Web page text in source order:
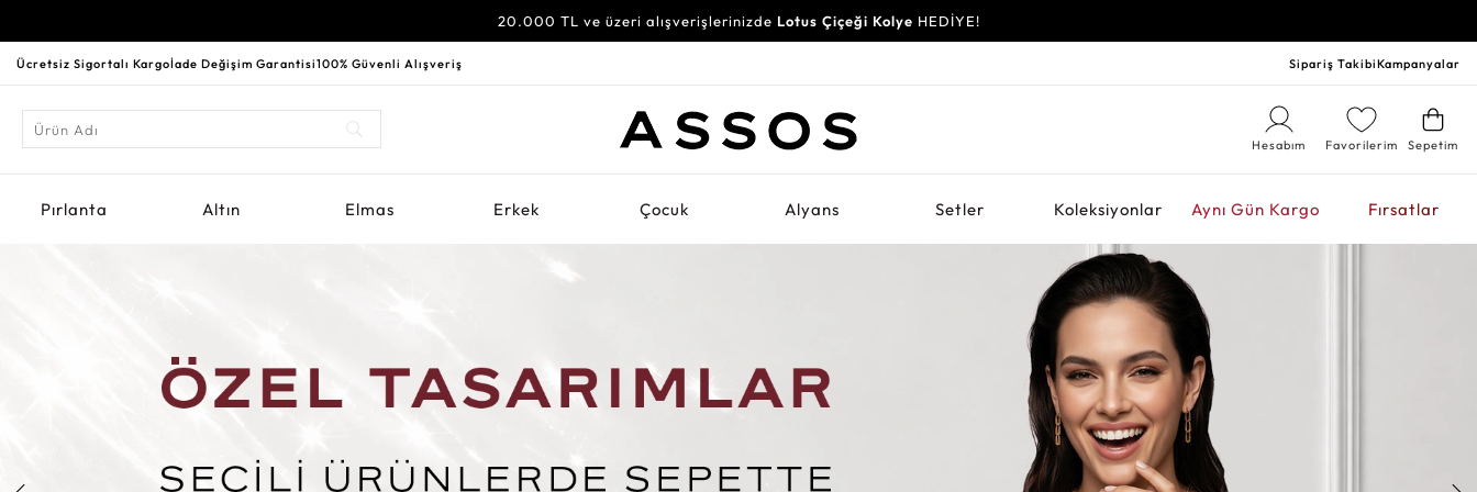
20.000 TL ve üzeri alışverişlerinizde Lotus Çiçeği Kolye HEDİYE!
Ücretsiz Sigortalı Kargoİade Değişim Garantisi100% Güvenli Alışveriş Sipariş TakibiKampanyalar
Sepetim
Favorilerim
Hesabım
Pırlanta Altın Elmas Erkek Çocuk Alyans Setler Koleksiyonlar Aynı Gün Kargo Fırsatlar